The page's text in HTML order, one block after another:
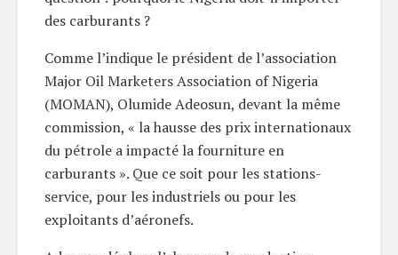
des carburants ?
Comme l’indique le président de l’association
Major Oil Marketers Association of Nigeria
(MOMAN), Olumide Adeosun, devant la même
commission, « la hausse des prix internationaux
du pétrole a impacté la fourniture en
carburants ». Que ce soit pour les stations-
service, pour les industriels ou pour les
exploitants d’aéronefs.